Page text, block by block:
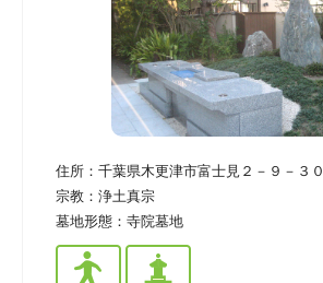
住所： 千葉県木更津市富士見２－９－３０
宗教： 浄土真宗
墓地形態： 寺院墓地